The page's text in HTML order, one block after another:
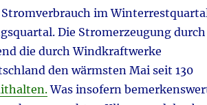
im
Die Stromerzeugung durch
die durch Windkraftwerke
den wärmsten Mai seit 130
Was insofern